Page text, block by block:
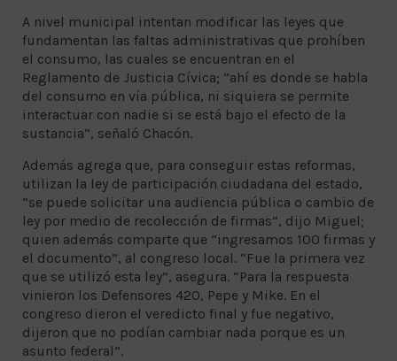
A nivel municipal intentan modificar las leyes que
fundamentan las faltas administrativas que prohíben
el consumo, las cuales se encuentran en el
Reglamento de Justicia Cívica; “ahí es donde se habla
del consumo en vía pública, ni siquiera se permite
interactuar con nadie si se está bajo el efecto de la
sustancia”, señaló Chacón.
Además agrega que, para conseguir estas reformas,
utilizan la ley de participación ciudadana del estado,
“se puede solicitar una audiencia pública o cambio de
ley por medio de recolección de firmas”, dijo Miguel;
quien además comparte que “ingresamos 100 firmas y
el documento”, al congreso local. “Fue la primera vez
que se utilizó esta ley”, asegura. “Para la respuesta
vinieron los Defensores 420, Pepe y Mike. En el
congreso dieron el veredicto final y fue negativo,
dijeron que no podían cambiar nada porque es un
asunto federal”.